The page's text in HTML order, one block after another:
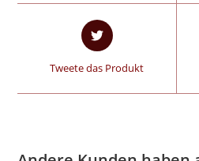
Tweete das Produkt